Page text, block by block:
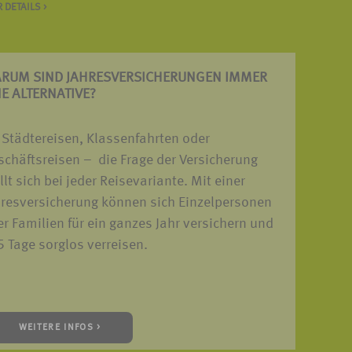
DETAILS >
SIND JAHRES­VERSICHERUNGEN IMMER
ALTERNATIVE?
Städtereisen, Klassenfahrten oder
– die Frage der Versicherung
sich bei jeder Reisevariante. Mit einer
können sich Einzelpersonen
Familien für ein ganzes Jahr versichern und
Tage sorglos verreisen.
WEITERE INFOS >